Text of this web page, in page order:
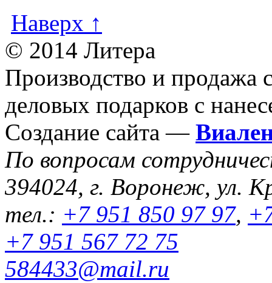
Наверх ↑
© 2014 Литера
Производство и продажа
деловых подарков с
Создание сайта —
По вопросам
394024, г. Воронеж, ул.
тел.: +7 951 850 97 97,
+7 951 567 72 75
584433@mail.ru